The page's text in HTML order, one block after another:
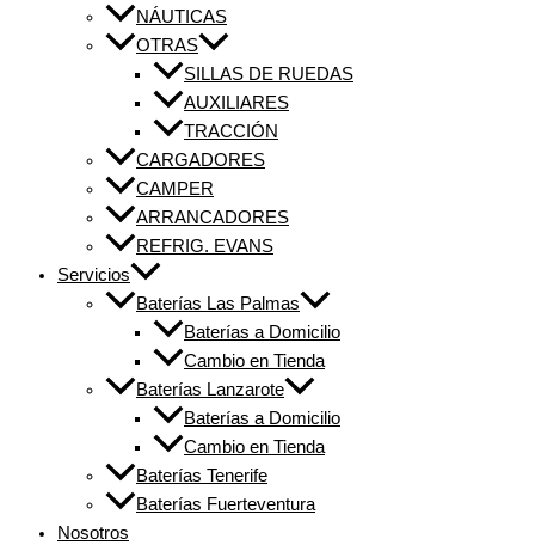
NÁUTICAS
OTRAS
SILLAS DE RUEDAS
AUXILIARES
TRACCIÓN
CARGADORES
CAMPER
ARRANCADORES
REFRIG. EVANS
Servicios
Baterías Las Palmas
Baterías a Domicilio
Cambio en Tienda
Baterías Lanzarote
Baterías a Domicilio
Cambio en Tienda
Baterías Tenerife
Baterías Fuerteventura
Nosotros